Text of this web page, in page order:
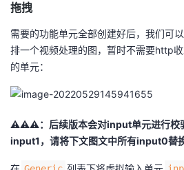
拖拽
需要的功能单元全部创建好后，我们可
排一个视频处理的图，暂时不需要http
的单元：
⚠️⚠️⚠️：后续版本会对input单元进行校
input1，请将下文图文中所有input0替